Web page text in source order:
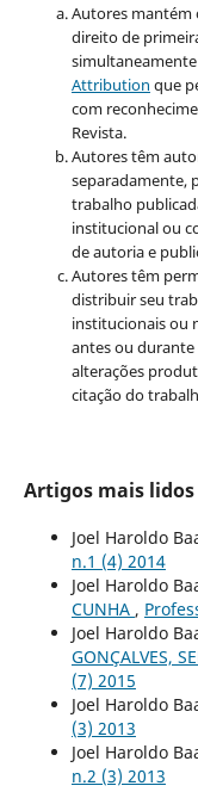
Autores mantém
direito de
Attribution que
com
Revista.
Autores têm
separadamente,
trabalho
institucional ou
de autoria e
Autores têm
distribuir seu
institucionais ou
antes ou durante
alterações
citação do
Artigos mais
Joel Haroldo
n.1 (4) 2014
Joel Haroldo
CUNHA ,
Joel Haroldo
GONÇALVES,
(7) 2015
Joel Haroldo
(3) 2013
Joel Haroldo
n.2 (3) 2013